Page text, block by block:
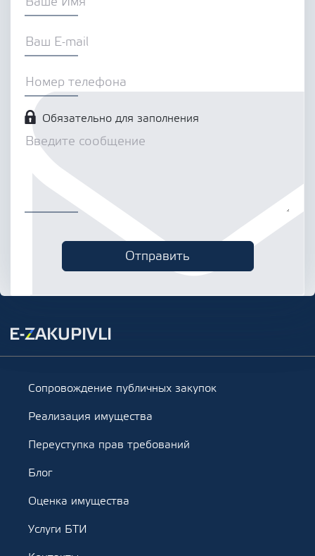
Обязательно для заполнения
Сопровождение публичных закупок
Реализация имущества
Переуступка прав требований
Блог
Оценка имущества
Услуги БТИ